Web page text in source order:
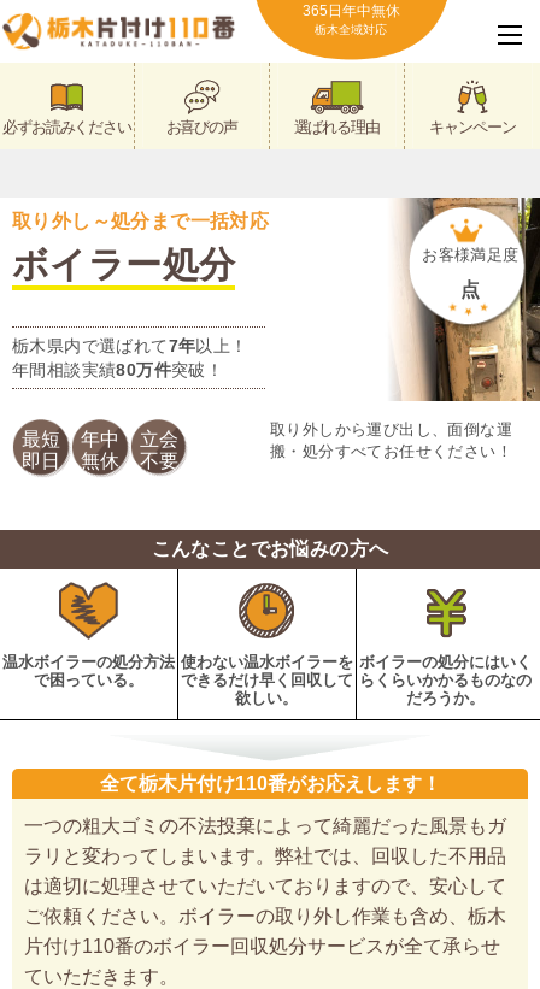
365日年中無休
栃木全域対応
必ずお読みください お喜びの声 選ばれる理由 キャンペーン
取り外し～処分まで一括対応
ボイラー処分
栃木県内で選ばれて7年以上！
年間相談実績80万件突破！
お客様満足度
点
最短
即日
年中
無休
立会
不要
取り外しから運び出し、面倒な運
搬・処分すべてお任せください！
こんなことでお悩みの方へ
温水ボイラーの処分方法
で困っている。
使わない温水ボイラーを
できるだけ早く回収して
欲しい。
ボイラーの処分にはいく
らくらいかかるものなの
だろうか。
全て栃木片付け110番がお応えします！
一つの粗大ゴミの不法投棄によって綺麗だった風景もガ
ラリと変わってしまいます。弊社では、回収した不用品
は適切に処理させていただいておりますので、安心して
ご依頼ください。ボイラーの取り外し作業も含め、栃木
片付け110番のボイラー回収処分サービスが全て承らせ
ていただきます。